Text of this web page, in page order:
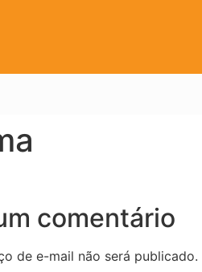
comentário
de e-mail não será publicado.